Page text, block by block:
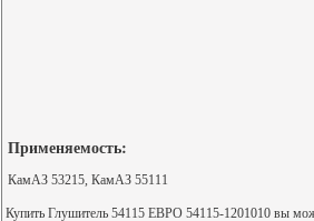
Применяемость:
КамАЗ 53215, КамАЗ 55111
Купить Глушитель 54115 ЕВРО 54115-1201010 вы